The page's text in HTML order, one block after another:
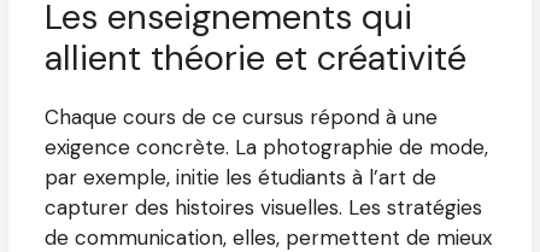
Les enseignements qui
allient théorie et créativité
Chaque cours de ce cursus répond à une
exigence concrète. La photographie de mode,
par exemple, initie les étudiants à l’art de
capturer des histoires visuelles. Les stratégies
de communication, elles, permettent de mieux